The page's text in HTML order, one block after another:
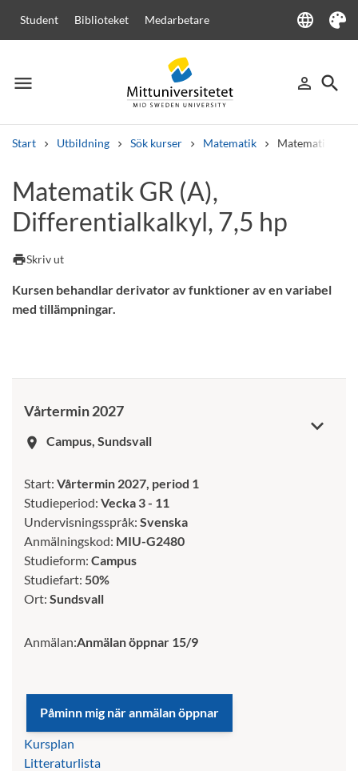
Student Biblioteket Medarbetare language
Language
Tema
menu
Meny person_outline
Logga in
search
Sök
Start Utbildning Sök kurser Matematik Matematik GR
Andra söktjänster
Kurser och program KursplanerVälkomstbrevPersonal
Matematik GR (A),
Differentialkalkyl, 7,5 hp
printSkriv ut
Kursen behandlar derivator av funktioner av en variabel
med tillämpningar.
Vårtermin 2027
room Campus, Sundsvall
Start: Vårtermin 2027, period 1
Studieperiod: Vecka 3 - 11
Undervisningsspråk: Svenska
Anmälningskod: MIU-G2480
Studieform: Campus
Studiefart: 50%
Ort: Sundsvall
Anmälan:Anmälan öppnar 15/9
Kursplan
Litteraturlista